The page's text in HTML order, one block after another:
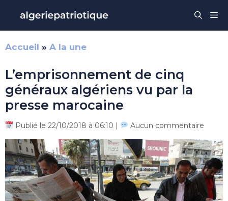
contenu
Accueil » A la une
L’emprisonnement de cinq
généraux algériens vu par la
presse marocaine
Publié le 22/10/2018 à 06:10 | Aucun commentaire